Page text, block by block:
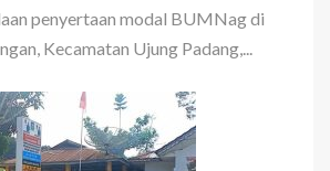
penyertaan modal BUMNag di
Kecamatan Ujung Padang,...